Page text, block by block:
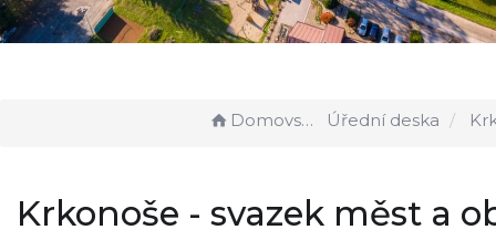
Domovská stránka Úřední deska Krkonoše -
Krkonoše - svazek měst a